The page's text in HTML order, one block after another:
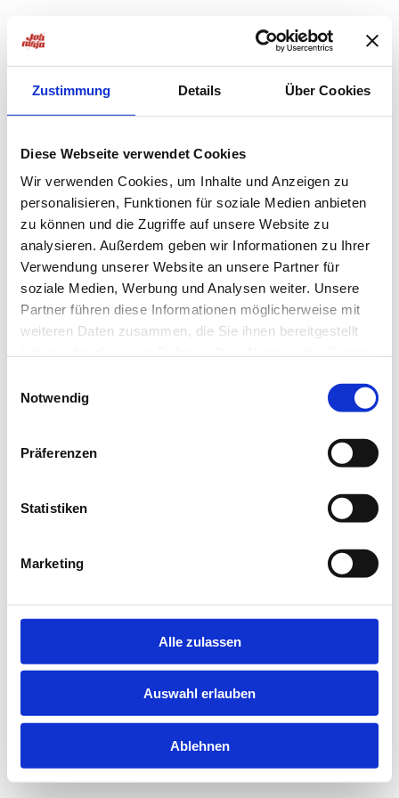
Zustimmung Details Über Cookies
Diese Webseite verwendet Cookies
Wir verwenden Cookies, um Inhalte und Anzeigen zu
personalisieren, Funktionen für soziale Medien anbieten
zu können und die Zugriffe auf unsere Website zu
analysieren. Außerdem geben wir Informationen zu Ihrer
Verwendung unserer Website an unsere Partner für
soziale Medien, Werbung und Analysen weiter. Unsere
Partner führen diese Informationen möglicherweise mit
weiteren Daten zusammen, die Sie ihnen bereitgestellt
Notwendig
Präferenzen
Statistiken
Marketing
Alle zulassen
Auswahl erlauben
Ablehnen
loadingjobninja.com
for more